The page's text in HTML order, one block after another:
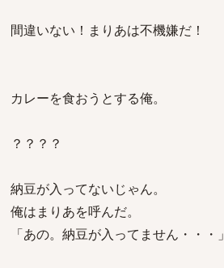
間違いない！まりあは不機嫌だ！
カレーを食おうとする俺。
？？？？
納豆が入ってないじゃん。
俺はまりあを呼んだ。
「あの。納豆が入ってません・・・」